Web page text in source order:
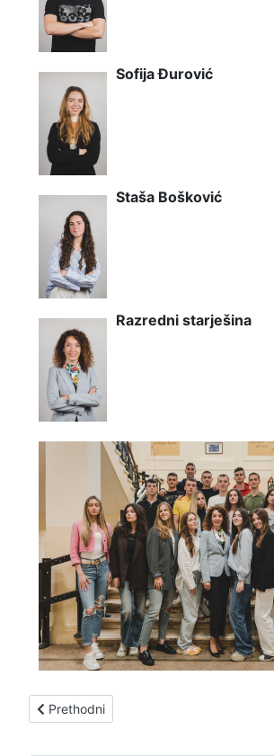
Sofija Đurović
Staša Bošković
Razredni starješina
Prethodni članak: 4-J
Prethodni